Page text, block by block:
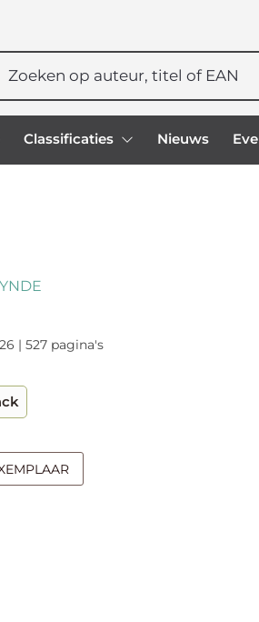
Classificaties Nieuws
| 527 pagina's